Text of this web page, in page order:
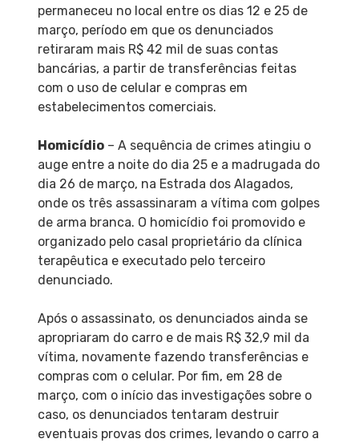
permaneceu no local entre os dias 12 e 25 de
março, período em que os denunciados
retiraram mais R$ 42 mil de suas contas
bancárias, a partir de transferências feitas
com o uso de celular e compras em
estabelecimentos comerciais.
Homicídio– A sequência de crimes atingiu o
auge entre a noite do dia 25 e a madrugada do
dia 26 de março, na Estrada dos Alagados,
onde os três assassinaram a vítima com golpes
de arma branca. O homicídio foi promovido e
organizado pelo casal proprietário da clínica
terapêutica e executado pelo terceiro
denunciado.
Após o assassinato, os denunciados ainda se
apropriaram do carro e de mais R$ 32,9 mil da
vítima, novamente fazendo transferências e
compras com o celular. Por fim, em 28 de
março, com o início das investigações sobre o
caso, os denunciados tentaram destruir
eventuais provas dos crimes, levando o carro a